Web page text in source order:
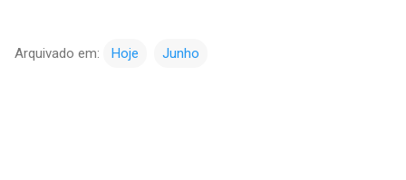
Arquivado em: Hoje Junho